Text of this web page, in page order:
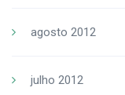
agosto 2012
julho 2012